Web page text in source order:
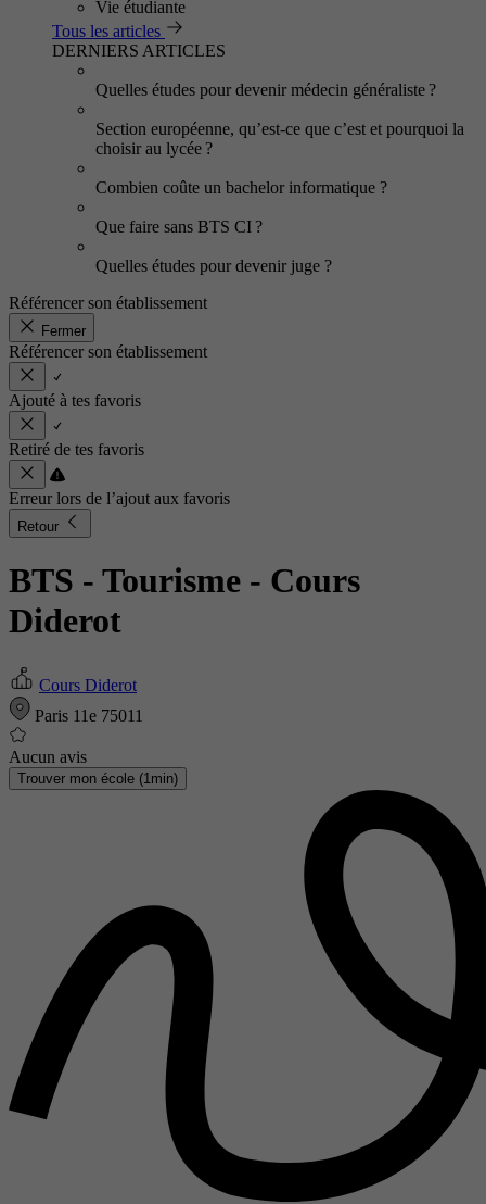
Vie étudiante
Tous les articles
DERNIERS ARTICLES
Quelles études pour devenir médecin généraliste ?
Section européenne, qu’est-ce que c’est et pourquoi la
choisir au lycée ?
Combien coûte un bachelor informatique ?
Que faire sans BTS CI ?
Quelles études pour devenir juge ?
Référencer son établissement
Fermer
Référencer son établissement
Ajouté à tes favoris
Retiré de tes favoris
Erreur lors de l’ajout aux favoris
Retour
BTS - Tourisme - Cours
Diderot
Cours Diderot
Paris 11e 75011
Aucun avis
Trouver mon école (1min)